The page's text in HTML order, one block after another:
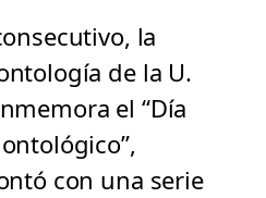
la
de la U.
el “Día
con una serie